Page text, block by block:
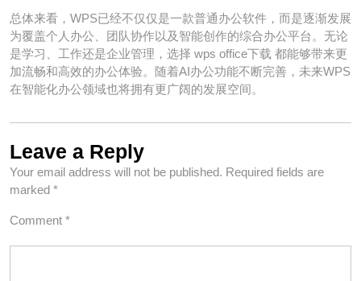
总体来看，WPS已经不仅仅是一款普通办公软件，而是逐渐发展
为覆盖个人办公、团队协作以及智能创作的综合办公平台。无论
是学习、工作还是企业管理，选择 wps office下载 都能够带来更
加流畅和高效的办公体验。随着AI办公功能不断完善，未来WPS
在智能化办公领域也将拥有更广阔的发展空间。
Leave a Reply
Your email address will not be published. Required fields are
marked *
Comment *